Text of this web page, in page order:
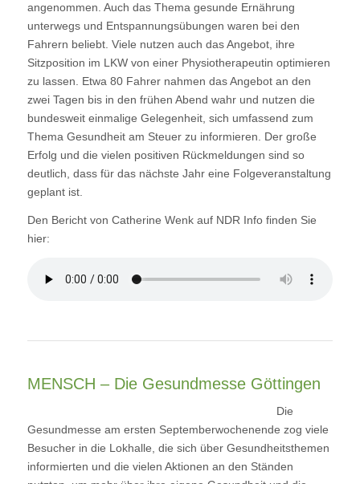
angenommen. Auch das Thema gesunde Ernährung
unterwegs und Entspannungsübungen waren bei den
Fahrern beliebt. Viele nutzen auch das Angebot, ihre
Sitzposition im LKW von einer Physiotherapeutin optimieren
zu lassen. Etwa 80 Fahrer nahmen das Angebot an den
zwei Tagen bis in den frühen Abend wahr und nutzen die
bundesweit einmalige Gelegenheit, sich umfassend zum
Thema Gesundheit am Steuer zu informieren. Der große
Erfolg und die vielen positiven Rückmeldungen sind so
deutlich, dass für das nächste Jahr eine Folgeveranstaltung
geplant ist.
Den Bericht von Catherine Wenk auf NDR Info finden Sie
hier:
MENSCH – Die Gesundmesse Göttingen
Die
Gesundmesse am ersten Septemberwochenende zog viele
Besucher in die Lokhalle, die sich über Gesundheitsthemen
informierten und die vielen Aktionen an den Ständen